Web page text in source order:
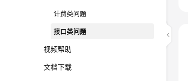
计费类问题
接口类问题
视频帮助
文档下载